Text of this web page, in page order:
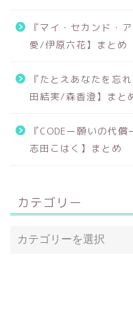
『マイ・セカンド・
愛/伊原六花】まとめ
『たとえあなたを忘
田結実/森香澄】まと
『CODEー願いの代
志田こはく】まとめ
カテゴリー